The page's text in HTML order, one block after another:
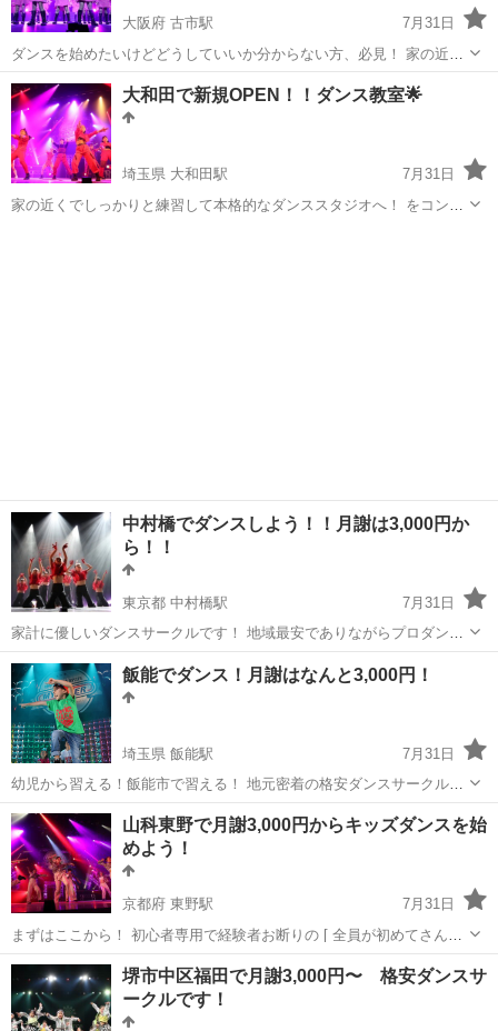
大阪府 古市駅
7月31日
ダンスを始めたいけどどうしていいか分からない方、必見！ 家の近く
でしっかりと練習して本格的なダンススタジオへ！ をコンセプトにし
たダンス未経験の子どもたちのためのダンスサークルです。 月謝はた
ったの3,...
大阪 羽曳野市 古市駅 月謝
大和田で新規OPEN！！ダンス教室🌟
埼玉県 大和田駅
7月31日
家の近くでしっかりと練習して本格的なダンススタジオへ！ をコンセ
中村橋でダンスしよう！！月謝は3,000円か
ら！！
東京都 中村橋駅
7月31日
家計に優しいダンスサークルです！ 地域最安でありながらプロダンサ
ーにダンスを習えます 初心者が集まるダンスサークルなので安心！ 3
歳から学べて、これを機にダンスを習ってみませんか？ ぜひ遊びに...
東京 練馬区 中村橋駅 ダンス サークル
飯能でダンス！月謝はなんと3,000円！
埼玉県 飯能駅
7月31日
幼児から習える！飯能市で習える！ 地元密着の格安ダンスサークルで
す 未経験者大歓迎！ お友達と一緒に楽しく踊りましょう ⭐︎ダンスサー
クル マイスター飯能校⭐︎ 毎週木曜日 pm 5:...
埼玉 飯能市 飯能駅 ヒップホップ サークル
山科東野で月謝3,000円からキッズダンスを始
めよう！
京都府 東野駅
7月31日
まずはここから！ 初心者専用で経験者お断りの [ 全員が初めてさん ]
をコンセプトにしたダンス未経験の子どもたちのためのダンスサーク
ルです 「ダンスをしてみたいけど入ったらダンス上手そうな人たちに
ジ...
京都 京都市 東野駅 ヒップホップ 月謝
堺市中区福田で月謝3,000円〜 格安ダンスサ
ークルです！